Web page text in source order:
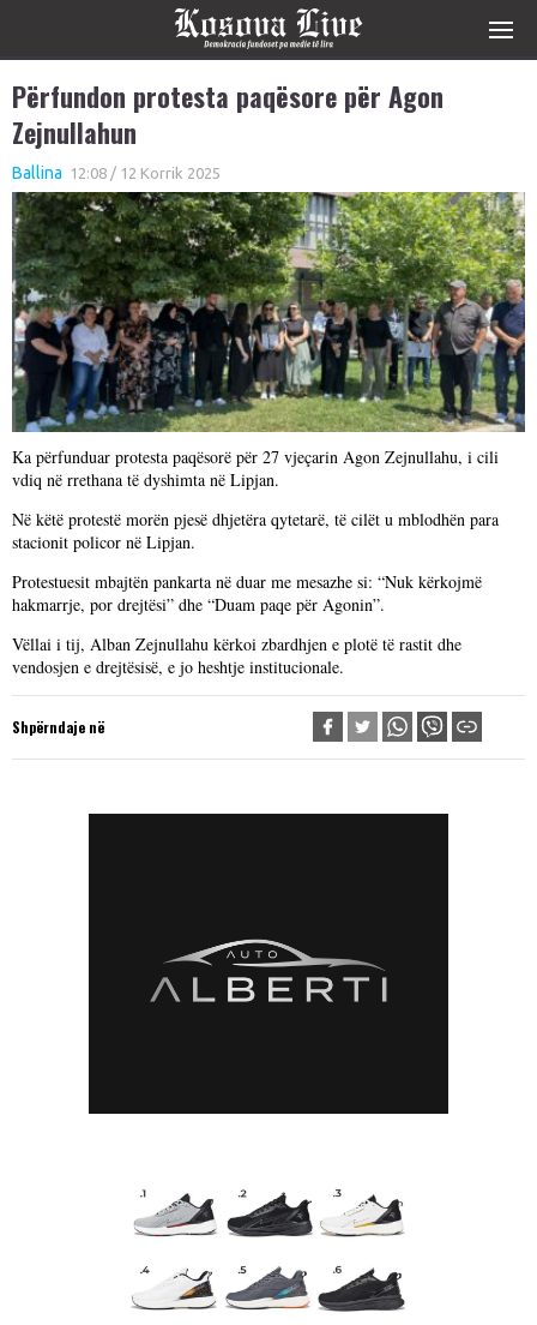
Përfundon protesta paqësore për Agon
Zejnullahun
Ballina 12:08 / 12 Korrik 2025
Ka përfunduar protesta paqësorë për 27 vjeçarin Agon Zejnullahu, i cili
vdiq në rrethana të dyshimta në Lipjan.
Në këtë protestë morën pjesë dhjetëra qytetarë, të cilët u mblodhën para
stacionit policor në Lipjan.
Protestuesit mbajtën pankarta në duar me mesazhe si: “Nuk kërkojmë
hakmarrje, por drejtësi” dhe “Duam paqe për Agonin”.
Vëllai i tij, Alban Zejnullahu kërkoi zbardhjen e plotë të rastit dhe
vendosjen e drejtësisë, e jo heshtje institucionale.
Shpërndaje në